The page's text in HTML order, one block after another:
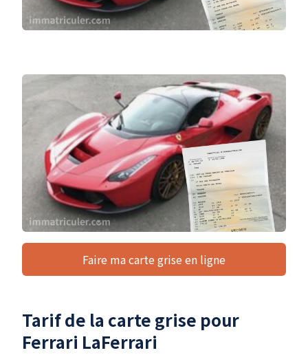
Faire ma carte grise en ligne
Tarif de la carte grise pour
Ferrari LaFerrari